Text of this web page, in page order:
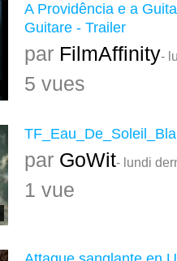
A Providência e a
Guitare - Trailer
par FilmAffinity-
5 vues
par GoWit- lundi
1 vue